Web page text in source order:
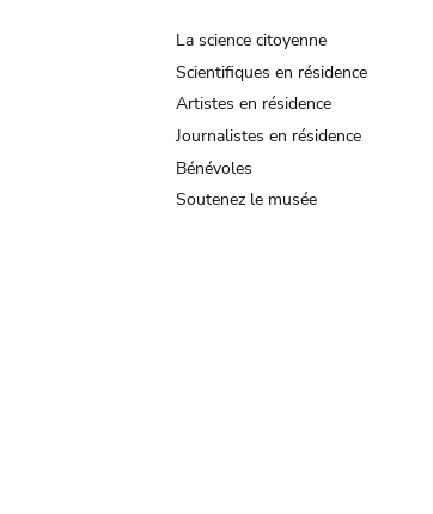
La science citoyenne
Scientifiques en résidence
Artistes en résidence
Journalistes en résidence
Bénévoles
Soutenez le musée